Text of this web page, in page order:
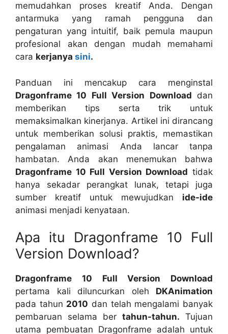
memudahkan proses kreatif Anda. Dengan
antarmuka yang ramah pengguna dan
pengaturan yang intuitif, baik pemula maupun
profesional akan dengan mudah memahami
cara kerjanya sini.
Panduan ini mencakup cara menginstal
Dragonframe 10 Full Version Download dan
memberikan tips serta trik untuk
memaksimalkan kinerjanya. Artikel ini dirancang
untuk memberikan solusi praktis, memastikan
pengalaman animasi Anda lancar tanpa
hambatan. Anda akan menemukan bahwa
Dragonframe 10 Full Version Download tidak
hanya sekadar perangkat lunak, tetapi juga
sumber kreatif untuk mewujudkan ide-ide
animasi menjadi kenyataan.
Apa itu Dragonframe 10 Full
Version Download?
Dragonframe 10 Full Version Download
pertama kali diluncurkan oleh DKAnimation
pada tahun 2010 dan telah mengalami banyak
pembaruan selama ber tahun-tahun. Tujuan
utama pembuatan Dragonframe adalah untuk